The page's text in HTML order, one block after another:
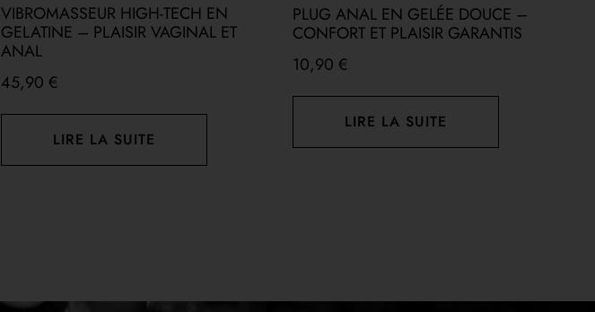
VIBROMASSEUR HIGH-TECH EN
GELATINE – PLAISIR VAGINAL ET
ANAL
45,90 €
LIRE LA SUITE
PLUG ANAL EN GELÉE DOUCE –
CONFORT ET PLAISIR GARANTIS
10,90 €
LIRE LA SUITE